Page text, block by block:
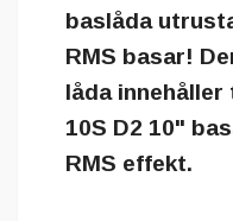
baslåda
RMS basar!
låda innehåller
10S D2 10"
RMS effekt.